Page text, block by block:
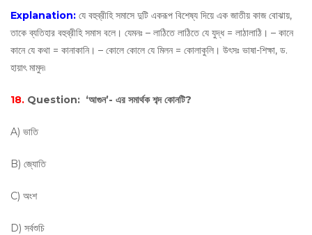
Explanation: যে বহুব্রীহি সমাসে দুটি একরূপ বিশেষ্য দিয়ে এক জাতীয় কাজ বোঝায়,
তাকে ব্যতিহার বহুব্রীহি সমাস বলে। যেমনঃ – লাঠিতে লাঠিতে যে যুদ্ধ = লাঠালাঠি। – কানে
কানে যে কথা = কানাকানি। – কোলে কোলে যে মিলন = কোলাকুলি। উৎসঃ ভাষা-শিক্ষা, ড.
হায়াৎ মামুদ৷
18. Question: ‘আগুন’- এর সমার্থক শব্দ কোনটি?
A) ভাতি
B) জ্যোতি
C) অংশ
D) সর্বশুচি